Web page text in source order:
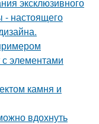
- настоящего
с элементами
камня и
вдохнуть